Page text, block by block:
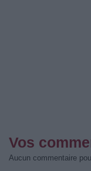
Vos
Aucun commentaire